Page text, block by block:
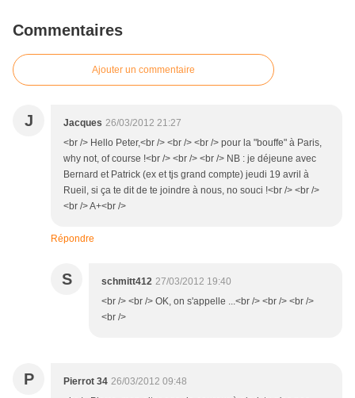
Commentaires
Ajouter un commentaire
J Jacques 26/03/2012 21:27
<br /> Hello Peter,<br /> <br /> <br /> pour la "bouffe" à Paris,
why not, of course !<br /> <br /> <br /> NB : je déjeune avec
Bernard et Patrick (ex et tjs grand compte) jeudi 19 avril à
Rueil, si ça te dit de te joindre à nous, no souci !<br /> <br />
<br /> A+<br />
Répondre
S schmitt412 27/03/2012 19:40
<br /> <br /> OK, on s'appelle ...<br /> <br /> <br />
<br />
P Pierrot 34 26/03/2012 09:48